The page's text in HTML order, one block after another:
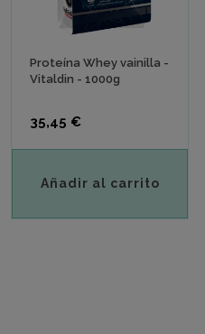
Proteína Whey vainilla -
Vitaldin - 1000g
Precio
35,45 €
Añadir al carrito